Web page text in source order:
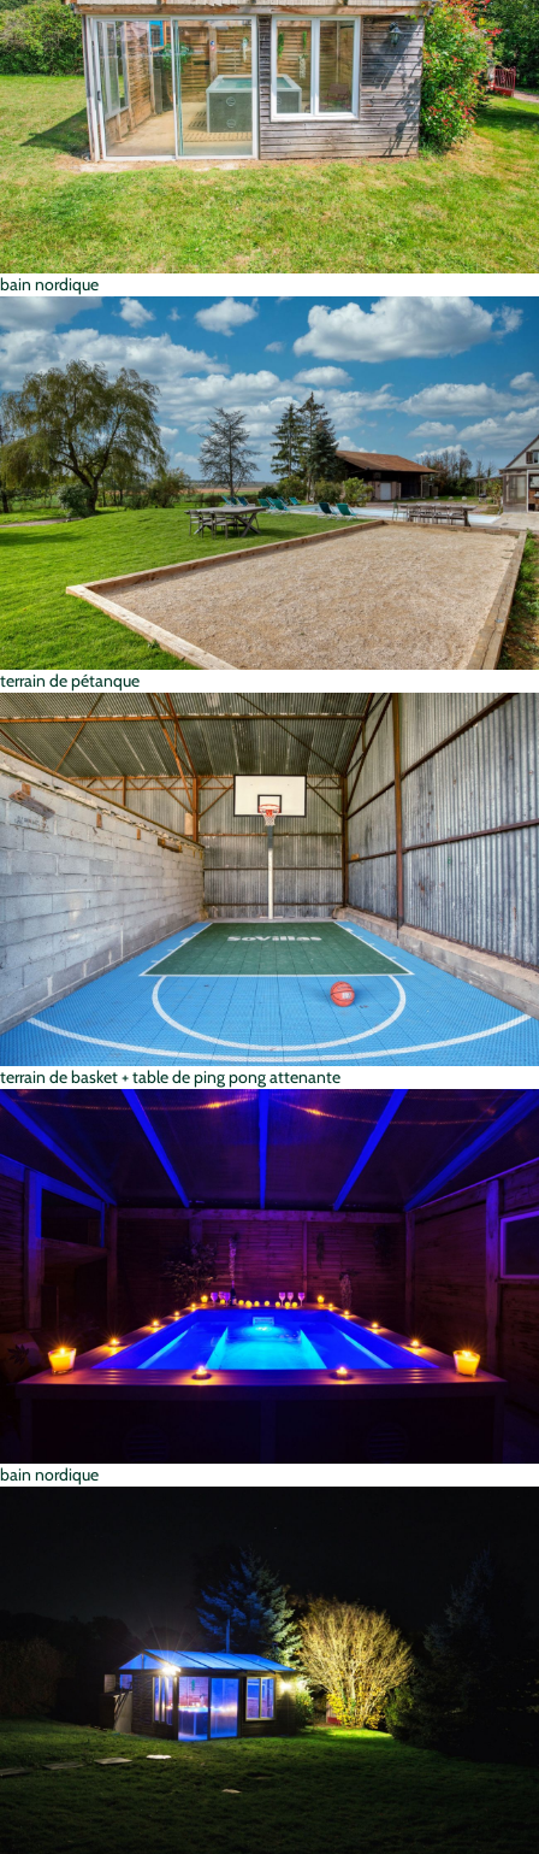
bain nordique
terrain de pétanque
terrain de basket + table de ping pong attenante
bain nordique